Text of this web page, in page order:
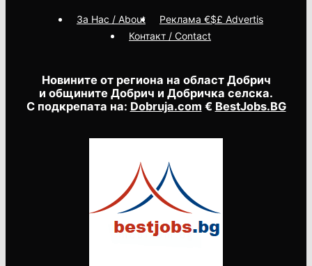
Новините от региона на област Добрич
и общините Добрич и Добричка селска.
С подкрепата на: Dobruja.com € BestJobs.BG
За Нас / About
Реклама €$£ Advertis
Контакт / Contact